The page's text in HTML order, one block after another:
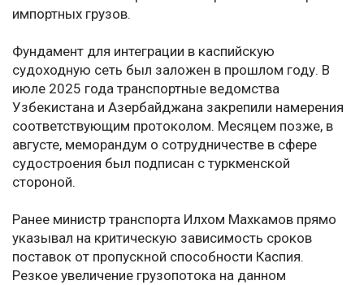
импортных грузов.
Фундамент для интеграции в каспийскую
судоходную сеть был заложен в прошлом году. В
июле 2025 года транспортные ведомства
Узбекистана и Азербайджана закрепили намерения
соответствующим протоколом. Месяцем позже, в
августе, меморандум о сотрудничестве в сфере
судостроения был подписан с туркменской
стороной.
Ранее министр транспорта Илхом Махкамов прямо
указывал на критическую зависимость сроков
поставок от пропускной способности Каспия.
Резкое увеличение грузопотока на данном